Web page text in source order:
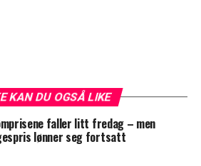
KAN DU OGSÅ LIKE
faller litt fredag – men
lønner seg fortsatt